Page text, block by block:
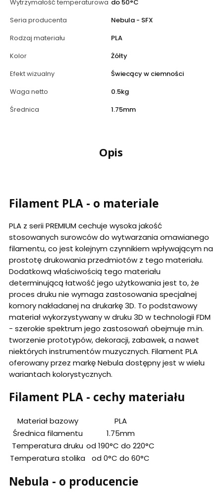
Wytrzymałość temperaturowa do 50°C
Seria producenta
Nebula - SFX
Rodzaj materiału
PLA
Kolor
Żółty
Efekt wizualny
Świecący w ciemności
Waga netto
0.5kg
Średnica
1.75mm
Opis
Filament PLA - o materiale
PLA z serii PREMIUM cechuje wysoka jakość
stosowanych surowców do wytwarzania omawianego
filamentu, co jest kolejnym czynnikiem wpływającym na
prostotę drukowania przedmiotów z tego materiału.
Dodatkową właściwością tego materiału
determinującą łatwość jego użytkowania jest to, że
proces druku nie wymaga zastosowania specjalnej
komory nakładanej na drukarkę 3D. To podstawowy
materiał wykorzystywany w druku 3D w technologii FDM
- szerokie spektrum jego zastosowań obejmuje m.in.
tworzenie prototypów, dekoracji, zabawek, a nawet
niektórych instrumentów muzycznych. Filament PLA
oferowany przez markę Nebula dostępny jest w wielu
wariantach kolorystycznych.
Filament PLA - cechy materiału
Materiał bazowy
PLA
Średnica filamentu
1.75mm
Temperatura druku od 190°C do 220°C
Temperatura stolika
od 0°C do 60°C
Nebula - o producencie